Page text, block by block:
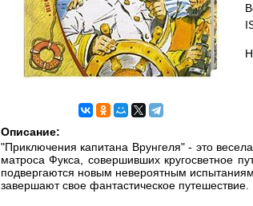
Описание:
"Приключения капитана Врунгеля" - это
матроса Фукса, совершивших кругосветное
подвергаются новым невероятным
завершают свое фантастическое путешествие.